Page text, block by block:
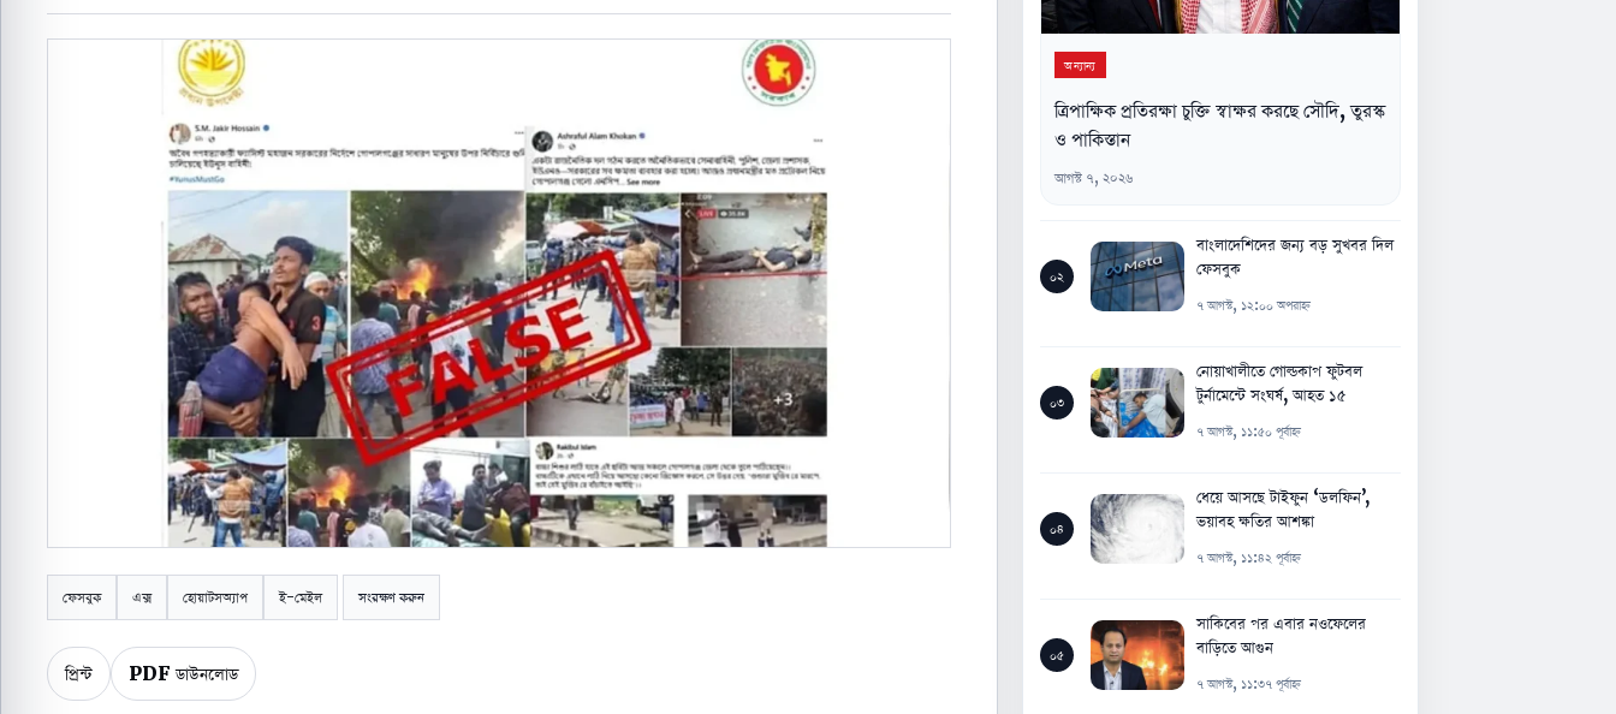
ফেসবুক এক্স হোয়াটসঅ্যাপ ই-মেইল সংরক্ষণ করুন
প্রিন্ট PDF ডাউনলোড
অন্যান্য
ত্রিপাক্ষিক প্রতিরক্ষা চুক্তি স্বাক্ষর করছে সৌদি, তুরস্ক
ও পাকিস্তান
আগস্ট ৭, ২০২৬
০২
বাংলাদেশিদের জন্য বড় সুখবর দিল
ফেসবুক
৭ আগস্ট, ১২:০০ অপরাহ্ন
০৩
নোয়াখালীতে গোল্ডকাপ ফুটবল
টুর্নামেন্টে সংঘর্ষ, আহত ১৫
৭ আগস্ট, ১১:৫০ পূর্বাহ্ন
০৪
ধেয়ে আসছে টাইফুন ‘ডলফিন’,
ভয়াবহ ক্ষতির আশঙ্কা
৭ আগস্ট, ১১:৪২ পূর্বাহ্ন
০৫
সাকিবের পর এবার নওফেলের
বাড়িতে আগুন
৭ আগস্ট, ১১:৩৭ পূর্বাহ্ন